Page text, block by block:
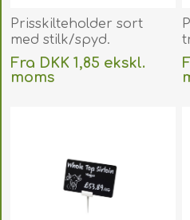
Prisskilteholder sort
med stilk/spyd.
Prisskilteholder sort
m/stilk til plastkort mm.
Fra DKK 1,85 ekskl.
moms